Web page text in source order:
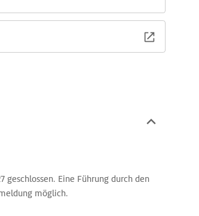
geschlossen. Eine Führung durch den
möglich.